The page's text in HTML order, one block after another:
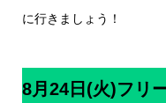
に行きましょう！
8月24日(火)フリ